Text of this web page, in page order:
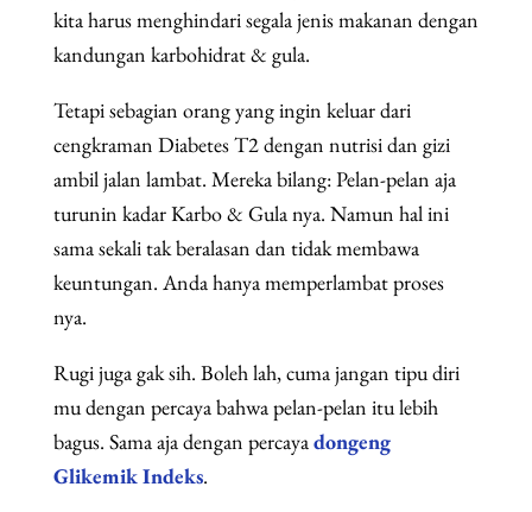
kita harus menghindari segala jenis makanan dengan
kandungan karbohidrat & gula.
Tetapi sebagian orang yang ingin keluar dari
cengkraman Diabetes T2 dengan nutrisi dan gizi
ambil jalan lambat. Mereka bilang: Pelan-pelan aja
turunin kadar Karbo & Gula nya. Namun hal ini
sama sekali tak beralasan dan tidak membawa
keuntungan. Anda hanya memperlambat proses
nya.
Rugi juga gak sih. Boleh lah, cuma jangan tipu diri
mu dengan percaya bahwa pelan-pelan itu lebih
bagus. Sama aja dengan percayadongeng
Glikemik Indeks.